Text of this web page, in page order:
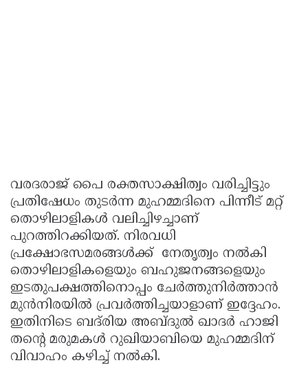
വരദരാജ് പൈ രക്തസാക്ഷിത്വം വരിച്ചിട്ടും
പ്രതിഷേധം തുടർന്ന മുഹമ്മദിനെ പിന്നീട്‌ മറ്റ്‌
തൊഴിലാളികൾ വലിച്ചിഴച്ചാണ്‌
പുറത്തിറക്കിയത്‌. നിരവധി
പ്രക്ഷോഭസമരങ്ങൾക്ക്‌ നേതൃത്വം നൽകി
തൊഴിലാളികളെയും ബഹുജനങ്ങളെയും
ഇടതുപക്ഷത്തിനൊപ്പം ചേർത്തുനിർത്താൻ
മുൻനിരയിൽ പ്രവർത്തിച്ചയാളാണ് ഇദ്ദേഹം.
ഇതിനിടെ ബദ്‌രിയ അബ്ദുൽ ഖാദർ ഹാജി
തന്റെ മരുമകൾ റുഖിയാബിയെ മുഹമ്മദിന്‌
വിവാഹം കഴിച്ച്‌ നൽകി.